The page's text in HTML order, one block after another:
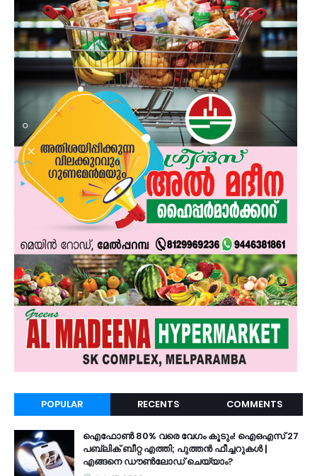
POPULAR RECENTS COMMENTS
ഐഫോൺ 80% വരെ വേഗം കൂടും! ഐഒഎസ് 27
പബ്ലിക് ബീറ്റ എത്തി; പുത്തൻ ഫീച്ചറുകൾ |
എങ്ങനെ ഡൗൺലോഡ് ചെയ്യാം?